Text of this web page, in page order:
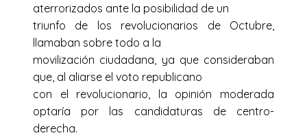
aterrorizados ante la posibilidad de un
triunfo de los revolucionarios de Octubre,
llamaban sobre todo a la
movilización ciudadana, ya que consideraban
que, al aliarse el voto republicano
con el revolucionario, la opinión moderada
optaría por las candidaturas de centro-
derecha.